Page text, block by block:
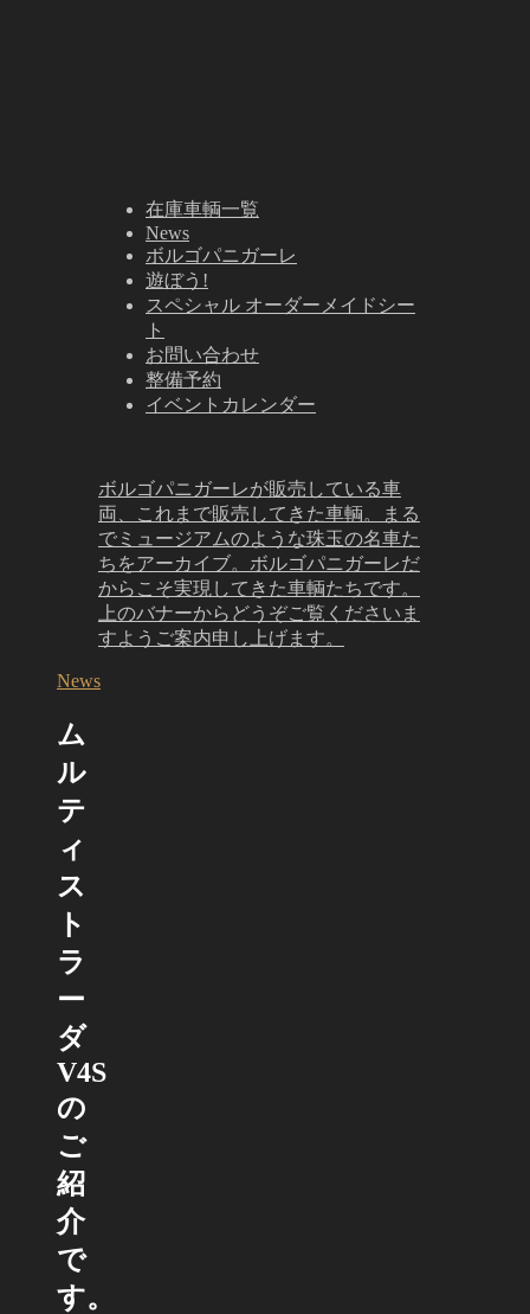
在庫車輌一覧
News
ボルゴパニガーレ
遊ぼう!
スペシャル オーダーメイドシー
ト
お問い合わせ
整備予約
イベントカレンダー
ボルゴパニガーレが販売している車
両、これまで販売してきた車輌。まる
でミュージアムのような珠玉の名車た
ちをアーカイブ。ボルゴパニガーレだ
からこそ実現してきた車輌たちです。
上のバナーからどうぞご覧くださいま
すようご案内申し上げます。
News
ム
ル
テ
ィ
ス
ト
ラ
ー
ダ
V4S
の
ご
紹
介
で
す。